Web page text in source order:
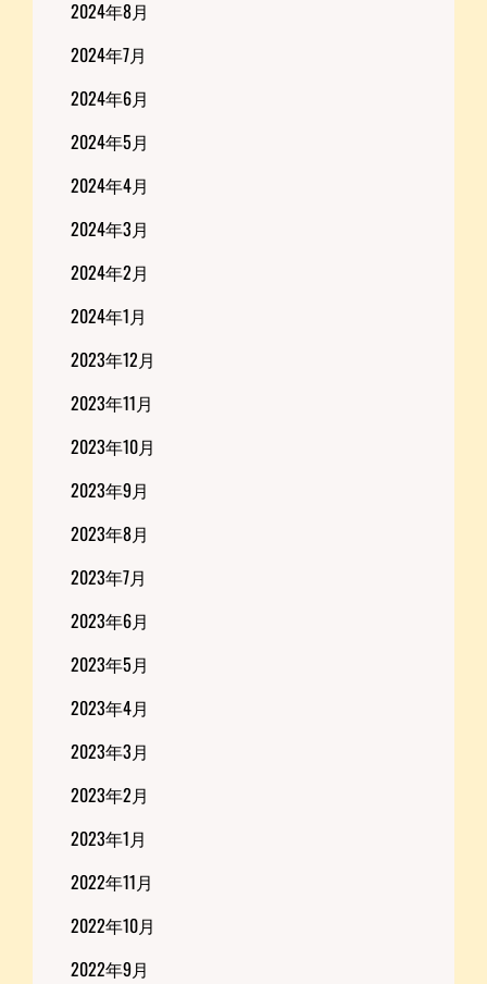
2024年8月
2024年7月
2024年6月
2024年5月
2024年4月
2024年3月
2024年2月
2024年1月
2023年12月
2023年11月
2023年10月
2023年9月
2023年8月
2023年7月
2023年6月
2023年5月
2023年4月
2023年3月
2023年2月
2023年1月
2022年11月
2022年10月
2022年9月